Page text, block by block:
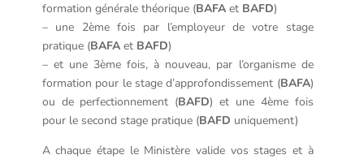
formation générale théorique (BAFA et BAFD)
– une 2ème fois par l’employeur de votre stage
pratique (BAFA et BAFD)
– et une 3ème fois, à nouveau, par l’organisme de
formation pour le stage d’approfondissement (BAFA)
ou de perfectionnement (BAFD) et une 4ème fois
pour le second stage pratique (BAFD uniquement)
A chaque étape le Ministère valide vos stages et à